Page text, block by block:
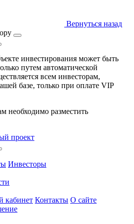
Вернуться назад
инвестирования может быть
путем автоматической
всем инвесторам,
базе, только при оплате VIP
необходимо разместить
проект
Инвесторы
кабинет Контакты О сайте